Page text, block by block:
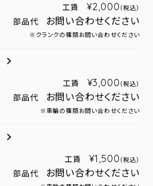
工賃 ¥2,000 （税込）
部品代 お問い合わせください
※クランクの種類お問い合わせください
工賃 ¥3,000 （税込）
部品代 お問い合わせください
※車輪の種類お問い合わせください
工賃 ¥1,500 （税込）
部品代 お問い合わせください